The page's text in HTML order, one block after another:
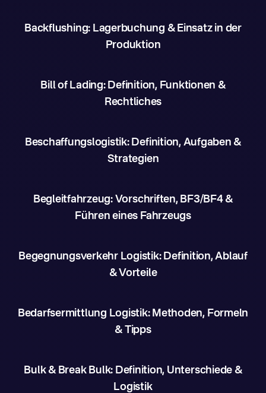
Backflushing: Lagerbuchung & Einsatz in der
Produktion
Bill of Lading: Definition, Funktionen &
Rechtliches
Beschaffungslogistik: Definition, Aufgaben &
Strategien
Begleitfahrzeug: Vorschriften, BF3/BF4 &
Führen eines Fahrzeugs
Begegnungsverkehr Logistik: Definition, Ablauf
& Vorteile
Bedarfsermittlung Logistik: Methoden, Formeln
& Tipps
Bulk & Break Bulk: Definition, Unterschiede &
Logistik